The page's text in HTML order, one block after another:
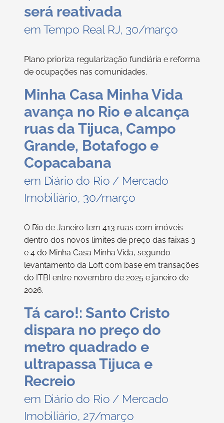
será reativada
em Tempo Real RJ, 30/março
Plano prioriza regularização fundiária e reforma
de ocupações nas comunidades.
Minha Casa Minha Vida
avança no Rio e alcança
ruas da Tijuca, Campo
Grande, Botafogo e
Copacabana
em Diário do Rio / Mercado
Imobiliário, 30/março
O Rio de Janeiro tem 413 ruas com imóveis
dentro dos novos limites de preço das faixas 3
e 4 do Minha Casa Minha Vida, segundo
levantamento da Loft com base em transações
do ITBI entre novembro de 2025 e janeiro de
2026.
Tá caro!: Santo Cristo
dispara no preço do
metro quadrado e
ultrapassa Tijuca e
Recreio
em Diário do Rio / Mercado
Imobiliário, 27/março